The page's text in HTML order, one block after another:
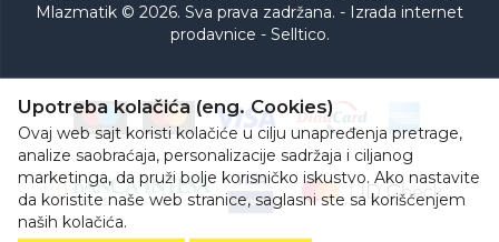
Mlazmatik © 2026. Sva prava zadržana. - Izrada internet
prodavnice - Selltico.
Upotreba kolačića (eng. Cookies)
Ovaj web sajt koristi kolačiće u cilju unapređenja pretrage,
analize saobraćaja, personalizacije sadržaja i ciljanog
marketinga, da pruži bolje korisničko iskustvo. Ako nastavite
da koristite naše web stranice, saglasni ste sa korišćenjem
naših kolačića.